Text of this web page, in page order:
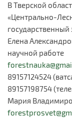
В Тверской
«Центрально-
государственный
Елена
научной работе
89157124524
89157198754
Мария